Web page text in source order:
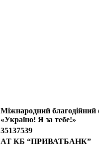
Міжнародний благодійний
«Україно! Я за тебе!»
35137539
АТ КБ “ПРИВАТБАНК”